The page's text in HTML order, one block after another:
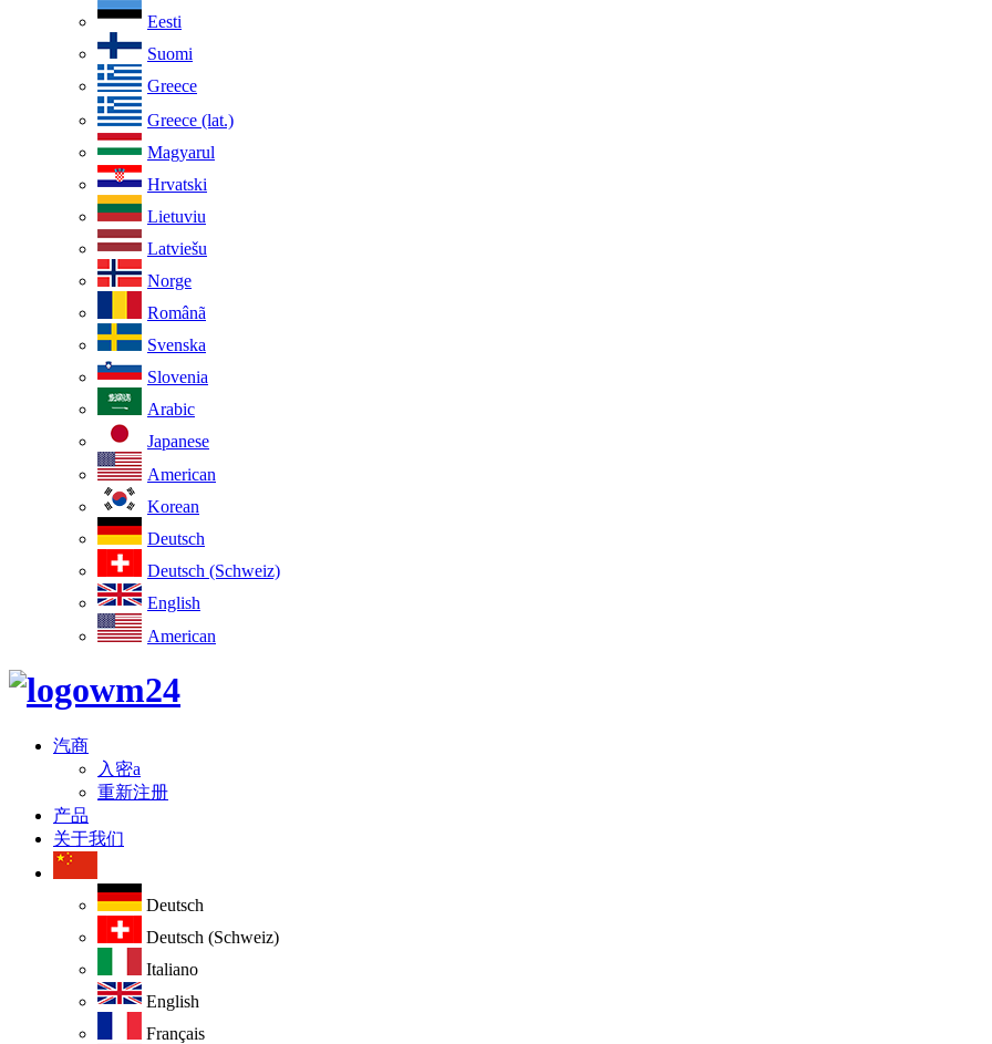
Eesti
Suomi
Greece
Greece (lat.)
Magyarul
Hrvatski
Lietuviu
Latviešu
Norge
Românã
Svenska
Slovenia
Arabic
Japanese
American
Korean
Deutsch
Deutsch (Schweiz)
English
American
汽商
入密a
重新注册
产品
关于我们
Deutsch
Deutsch (Schweiz)
Italiano
English
Français